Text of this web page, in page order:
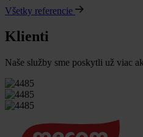
Všetky referencie
Klienti
Naše služby sme poskytli už viac